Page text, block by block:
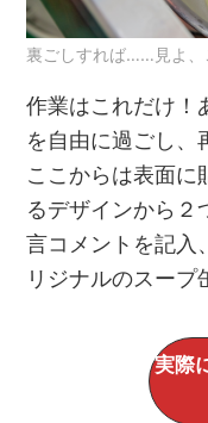
裏ごしすれば……見よ、
作業はこれだけ！
を自由に過ごし、
ここからは表面に
るデザインから２
言コメントを記入
リジナルのスープ
実際